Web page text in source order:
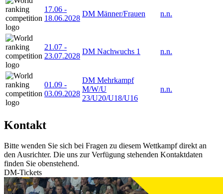
17.06 -
18.06.2028
DM Männer/Frauen n.n.
21.07 -
23.07.2028
DM Nachwuchs 1 n.n.
01.09 -
03.09.2028
DM Mehrkampf
M/W/U
23/U20/U18/U16
n.n.
Kontakt
Bitte wenden Sie sich bei Fragen zu diesem Wettkampf direkt an
den Ausrichter. Die uns zur Verfügung stehenden Kontaktdaten
finden Sie obenstehend.
DM-Tickets